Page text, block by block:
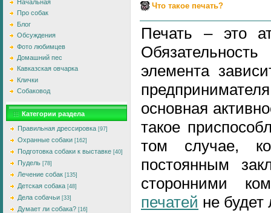
Начальная
Про собак
Блог
Обсуждения
Фото любимцев
Домашний пес
Кавказская овчарка
Клички
Собаковод
Категории раздела
Правильная дрессировка [97]
Охранные собаки [162]
Подготовка собаки к выставке [40]
Пудель [78]
Лечение собак [135]
Детская собака [48]
Дела собачьи [33]
Думает ли собака? [16]
Что такое печать?
Печать – это
элемента
основная
такое
том случае,
постоянным
сторонними
печатей не